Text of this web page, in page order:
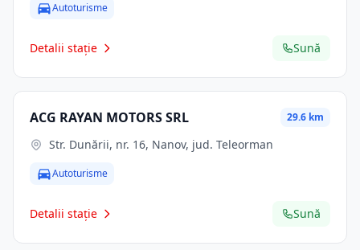
Autoturisme
Detalii stație Sună
ACG RAYAN MOTORS SRL 29.6 km
Str. Dunării, nr. 16, Nanov, jud. Teleorman
Autoturisme
Detalii stație Sună